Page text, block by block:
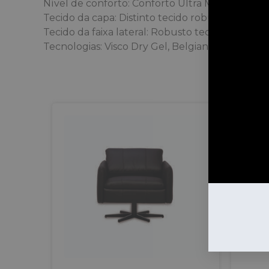
Nível de conforto: Conforto Ultra Macio
Tecido da capa: Distinto tecido robusto em
Tecido da faixa lateral: Robusto tecido em
Tecnologias: Visco Dry Gel, Belgian Design,